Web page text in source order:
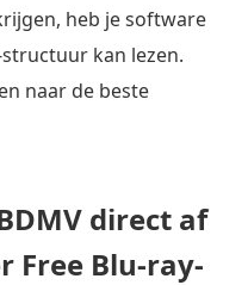
heb je software
kan lezen.
naar de beste
direct af
Free Blu-ray-